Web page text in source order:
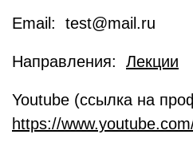
Email: test@mail.ru
Направления: Лекции
Youtube (ссылка на
https://